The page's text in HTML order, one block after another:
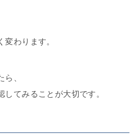
変わります。
ら、
てみることが大切です。